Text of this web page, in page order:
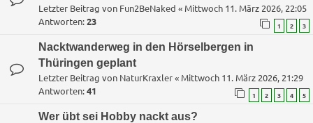
Letzter Beitrag von Fun2BeNaked « Mittwoch 11. März 2026, 22:05
Antworten:23 1 2 3
Nacktwanderweg in den Hörselbergen in
Thüringen geplant
Letzter Beitrag von NaturKraxler« Mittwoch 11. März 2026, 21:29
Antworten:41 1 2 3 4 5
Wer übt sei Hobby nackt aus?